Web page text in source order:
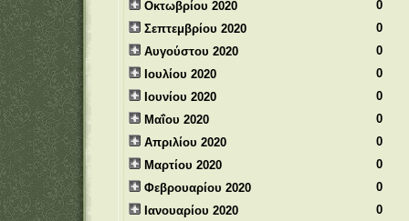
Οκτωβρίου 2020
0
Σεπτεμβρίου 2020
0
Αυγούστου 2020
0
Ιουλίου 2020
0
Ιουνίου 2020
0
Μαΐου 2020
0
Απριλίου 2020
0
Μαρτίου 2020
0
Φεβρουαρίου 2020
0
Ιανουαρίου 2020
0